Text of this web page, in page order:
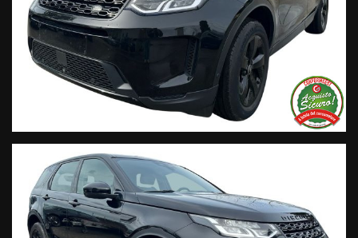
Segui Automobili Vendraminie leggi le recensioni che
descrivono l’esperienza dei nostri clienti:
• Sul nostro sito ufficiale www.automobilivendramini.it dove
potrai trovare l’intero parco auto aggiornato, maggiori foto e
info per ogni singola vettura, i nostri servizi e la nostra storia.
• Sulla nostra pagina Facebook
• Sulla nostra pagina Instagram
Live Chat Whatsapp:
+ 39 347 2621925 Orari
al lunedì al venerdi 08:3012:00 –
14:30/19:30 Sabato 8:30 12:30 14.30 18.30
Trasparenza: